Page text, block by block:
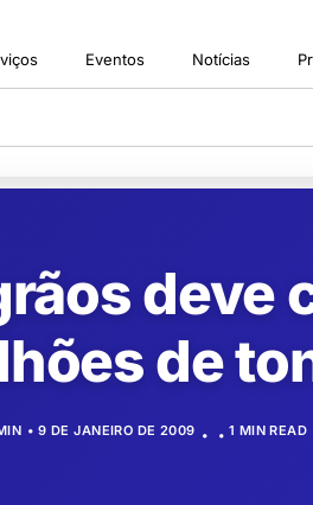
Eventos Notícias
deve
de
9 DE JANEIRO DE 2009 1 MIN READ